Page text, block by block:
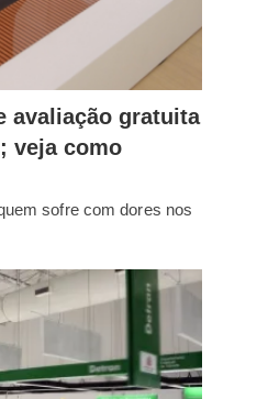
avaliação gratuita
veja como
sofre com dores nos